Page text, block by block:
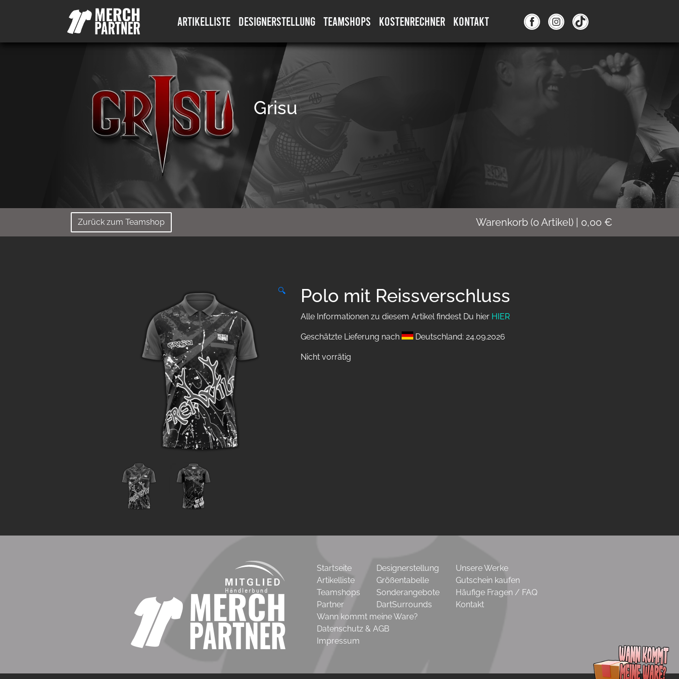
ARTIKELLISTE DESIGNERSTELLUNG TEAMSHOPS KOSTENRECHNER KONTAKT
Grisu
Zurück zum Teamshop Warenkorb (0 Artikel) 0,00 €
🔍 Polo mit Reissverschluss
Alle Informationen zu diesem Artikel findest Du hier HIER
Geschätzte Lieferung nach Deutschland: 24.09.2026
Nicht vorrätig
Startseite
Artikelliste
Teamshops
Partner
Designerstellung
Größentabelle
Sonderangebote
DartSurrounds
Unsere Werke
Gutschein kaufen
Häufige Fragen / FAQ
Kontakt
Wann kommt meine Ware?
Datenschutz & AGB
Impressum